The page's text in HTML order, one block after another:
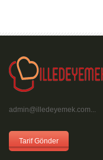
admin@illedeyemek.com...
Tarif Gönder